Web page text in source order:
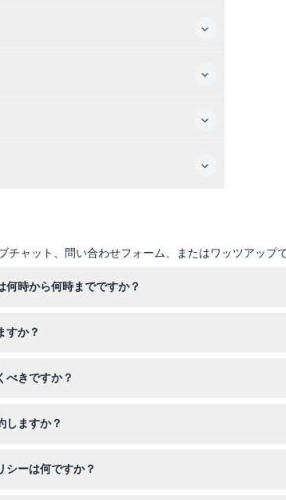
ャット、問い合わせフォーム、またはワッツアップ
時から何時までですか？
い）。
すか？
べきですか？
しますか？
シーは何ですか？